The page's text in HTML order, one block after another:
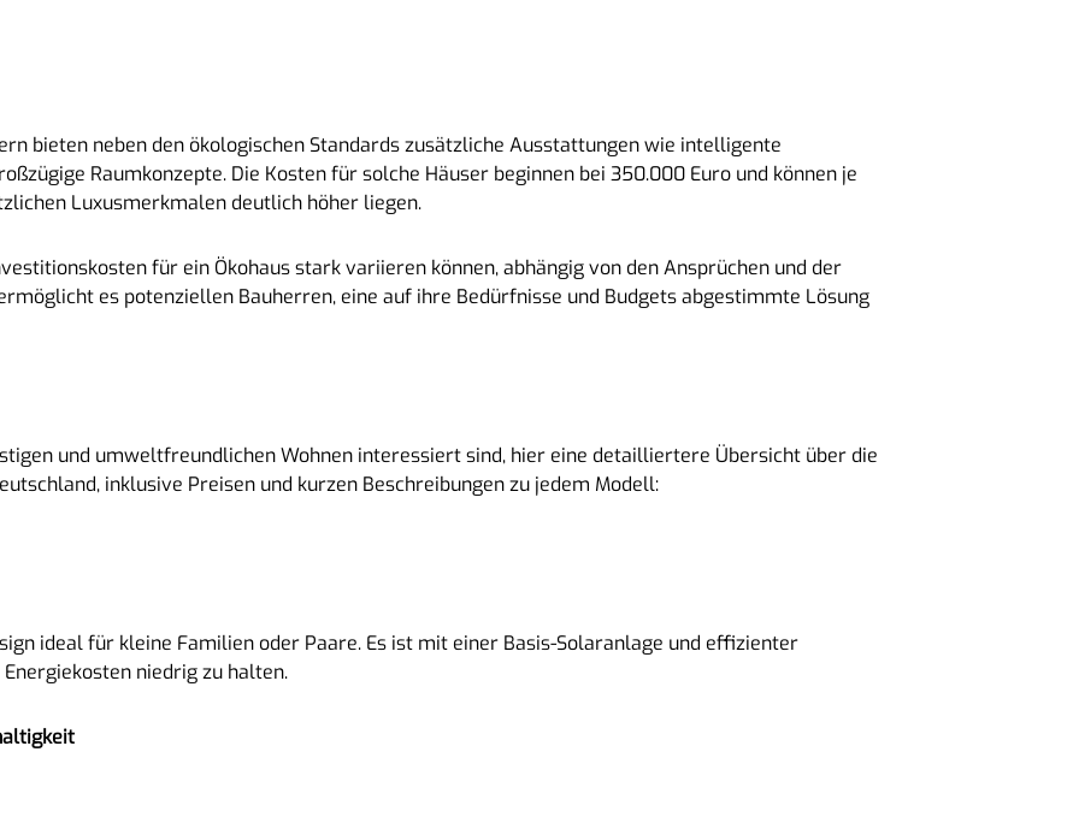
bieten neben den ökologischen Standards zusätzliche Ausstattungen wie intelligente
Raumkonzepte. Die Kosten für solche Häuser beginnen bei 350.000 Euro und können je
Luxusmerkmalen deutlich höher liegen.
für ein Ökohaus stark variieren können, abhängig von den Ansprüchen und der
es potenziellen Bauherren, eine auf ihre Bedürfnisse und Budgets abgestimmte Lösung
und umweltfreundlichen Wohnen interessiert sind, hier eine detailliertere Übersicht über die
inklusive Preisen und kurzen Beschreibungen zu jedem Modell:
ideal für kleine Familien oder Paare. Es ist mit einer Basis-Solaranlage und effizienter
niedrig zu halten.